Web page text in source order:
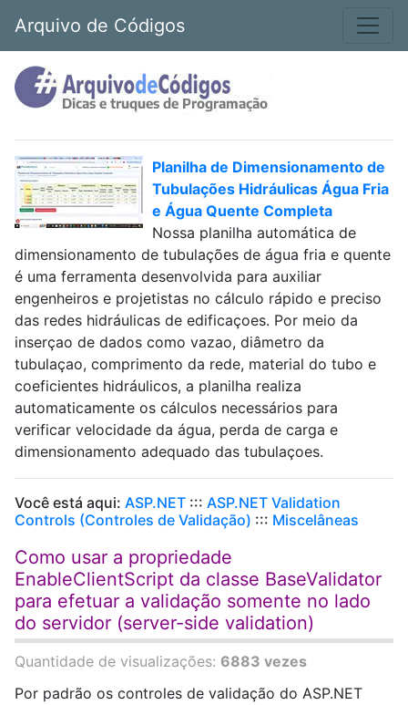
Arquivo de Códigos
Planilha de Dimensionamento de
Tubulações Hidráulicas Água Fria
e Água Quente Completa
Nossa planilha automática de
dimensionamento de tubulações de água fria e quente
é uma ferramenta desenvolvida para auxiliar
engenheiros e projetistas no cálculo rápido e preciso
das redes hidráulicas de edificaçoes. Por meio da
inserçao de dados como vazao, diâmetro da
tubulaçao, comprimento da rede, material do tubo e
coeficientes hidráulicos, a planilha realiza
automaticamente os cálculos necessários para
verificar velocidade da água, perda de carga e
dimensionamento adequado das tubulaçoes.
Você está aqui: ASP.NET ::: ASP.NET Validation
Controls (Controles de Validação) ::: Miscelâneas
Como usar a propriedade
EnableClientScript da classe BaseValidator
para efetuar a validação somente no lado
do servidor (server-side validation)
Quantidade de visualizações: 6883 vezes
Por padrão os controles de validação do ASP.NET